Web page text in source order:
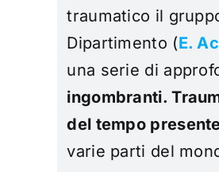
traumatico il
Dipartimento (E.
una serie di
ingombranti.
del tempo
varie parti del